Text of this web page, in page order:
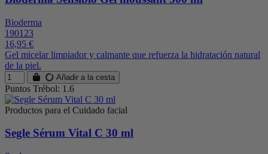
Bioderma
190123
16,95 €
Gel micelar limpiador y calmante que refuerza la hidratación natural
de la piel.
Añadir a la cesta
Puntos Trébol: 1.6
Productos para el Cuidado facial
Segle Sérum Vital C 30 ml